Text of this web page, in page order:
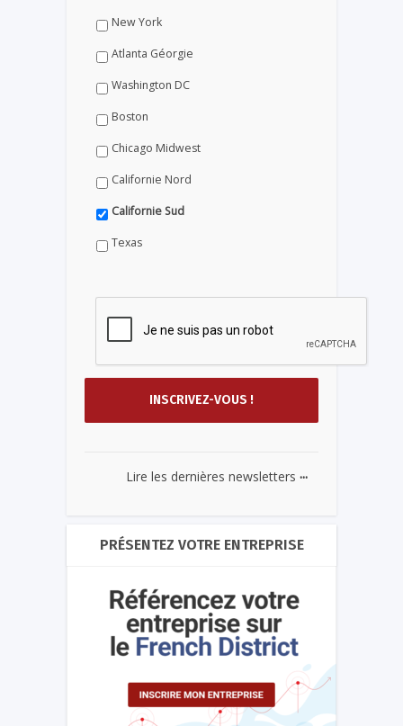
New York
Atlanta Géorgie
Washington DC
Boston
Chicago Midwest
Californie Nord
Californie Sud
Texas
Lire les dernières newsletters ...
PRÉSENTEZ VOTRE ENTREPRISE